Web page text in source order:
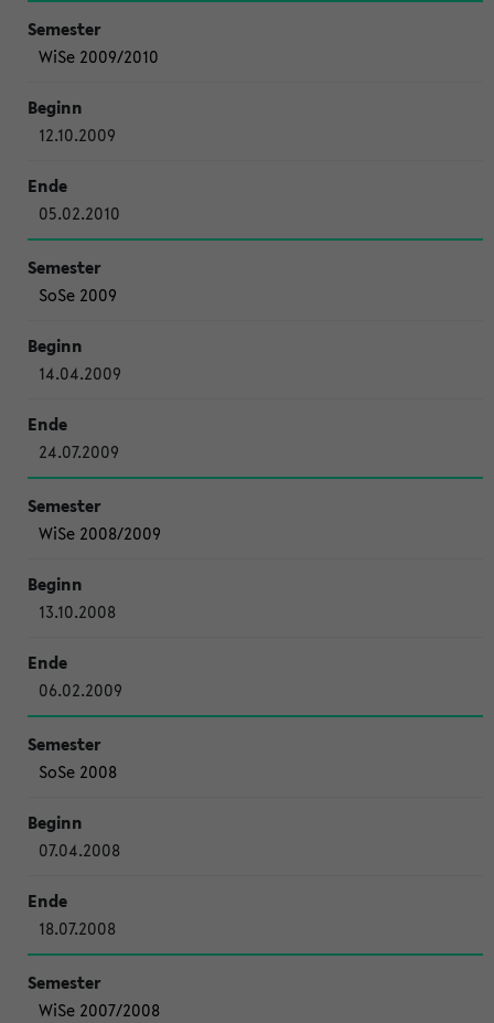
WiSe 2009/2010
12.10.2009
05.02.2010
SoSe 2009
14.04.2009
24.07.2009
WiSe 2008/2009
13.10.2008
06.02.2009
SoSe 2008
07.04.2008
18.07.2008
WiSe 2007/2008